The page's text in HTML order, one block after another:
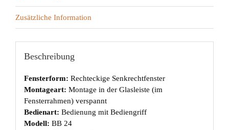
Zusätzliche Information
Beschreibung
Fensterform: Rechteckige Senkrechtfenster
Montageart: Montage in der Glasleiste (im
Fensterrahmen) verspannt
Bedienart: Bedienung mit Bediengriff
Modell: BB 24